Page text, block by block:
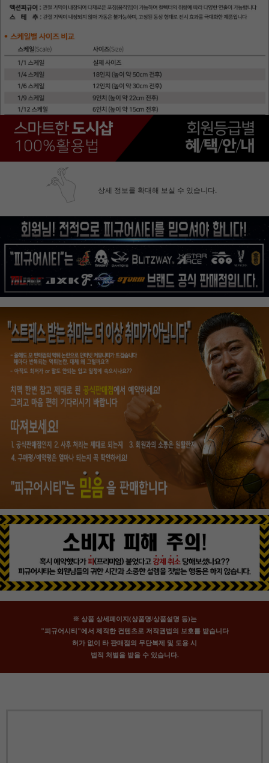
상세 정보를 확대해 보실 수 있습니다.
※ 상품 상세페이지(상품명/상품설명 등)는
"피규어시티"에서 제작한 컨텐츠로 저작권법의 보호를 받습니다
허가 없이 타 판매점의 무단복제 및 도용 시
법적 처벌을 받을 수 있습니다.